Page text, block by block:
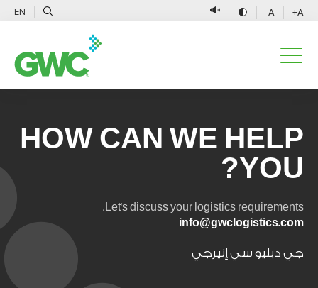
A+
A-
EN
HOW CAN WE HELP
YOU?
Let's discuss your logistics requirements.
info@gwclogistics.com
جي دبليو سي إنيرجي